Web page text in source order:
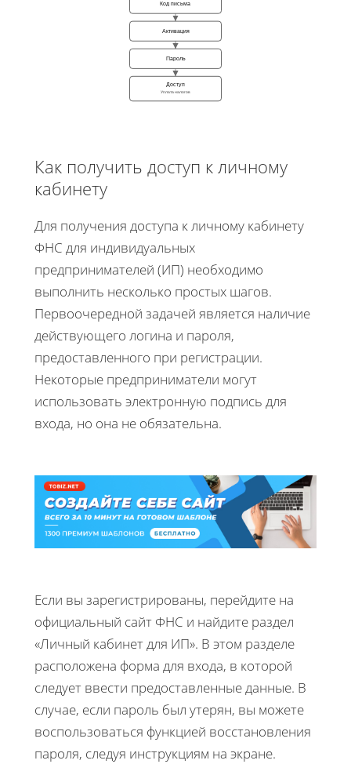
Код письма
Активация
Пароль
Доступ
Уплата налогов
Как получить доступ к личному
кабинету
Для получения доступа к личному кабинету
ФНС для индивидуальных
предпринимателей (ИП) необходимо
выполнить несколько простых шагов.
Первоочередной задачей является наличие
действующего логина и пароля,
предоставленного при регистрации.
Некоторые предприниматели могут
использовать электронную подпись для
входа, но она не обязательна.
Если вы зарегистрированы, перейдите на
официальный сайт ФНС и найдите раздел
«Личный кабинет для ИП». В этом разделе
расположена форма для входа, в которой
следует ввести предоставленные данные. В
случае, если пароль был утерян, вы можете
воспользоваться функцией восстановления
пароля, следуя инструкциям на экране.